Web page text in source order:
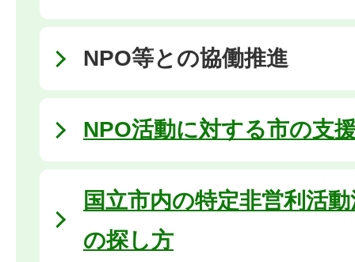
NPO等との協働推進
NPO活動に対する市の支
国立市内の特定非営利活
の探し方